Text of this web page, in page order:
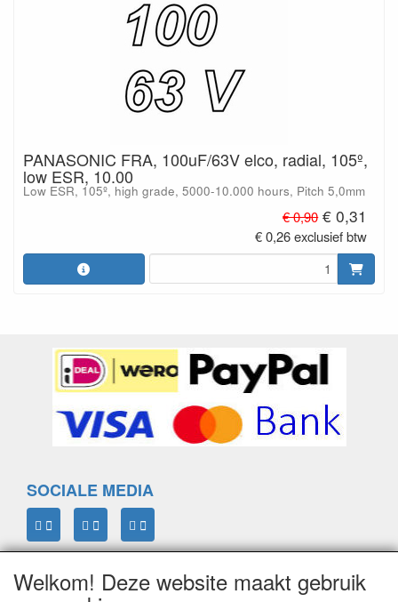
PANASONIC FRA, 100uF/63V elco, radial, 105º,
low ESR, 10.00
Low ESR, 105º, high grade, 5000-10.000 hours, Pitch 5,0mm
€ 0,90 € 0,31
€ 0,26 exclusief btw
SOCIALE MEDIA
ELTIM
Welkom! Deze website maakt gebruik